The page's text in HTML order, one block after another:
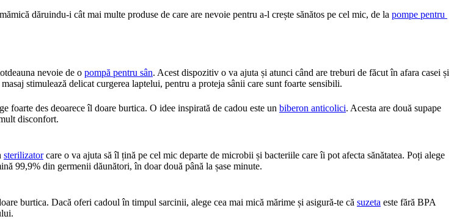
dăruindu-i cât mai multe produse de care are nevoie pentru a-l crește sănătos pe cel mic, de la pompe pentru
nevoie de o pompă pentru sân. Acest dispozitiv o va ajuta și atunci când are treburi de făcut în afara casei și
stimulează delicat curgerea laptelui, pentru a proteja sânii care sunt foarte sensibili.
des deoarece îl doare burtica. O idee inspirată de cadou este un biberon anticolici. Acesta are două supape
disconfort.
sterilizator care o va ajuta să îl țină pe cel mic departe de microbii și bacteriile care îi pot afecta sănătatea. Poți alege
99,9% din germenii dăunători, în doar două până la șase minute.
burtica. Dacă oferi cadoul în timpul sarcinii, alege cea mai mică mărime și asigură-te că suzeta este fără BPA